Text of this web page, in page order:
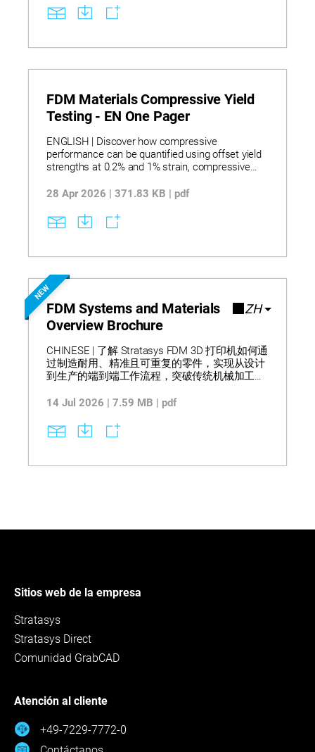
FDM Materials Compressive Yield
Testing - EN One Pager
ENGLISH | Discover how compressive
performance can be quantified using offset yield
strengths at 0.2% and 1% strain, compressive
testing terminated at 10% strain to capture
yield point. Learn how the refined methodology
applies to FDM materials by aligning with ASTM
account for porosity, layer compression effects,
manufactured parts. Understand how these
measured characteristics support material
comparison, design validation, and process setup
decisions by improving modulus accuracy and
yield consistency, as reported through
standardized compression testing.
28 Apr 2026 | 371.83 KB | pdf
NEW
FDM Systems and Materials
Overview Brochure
ZH
CHINESE | 了解 Stratasys FDM 3D 打印机如何通
过制造耐用、精准且可重复的零件，实现从设计
到生产的端到端工作流程，突破传统机械加工限
到工业级系统，支持从概念建模到最终生产的广
工程级和高性能聚合物，可提供优异的强度、耐
久性和尺寸稳定性。GrabCAD Print 和 Insight 等
力，而详尽的设备规格、材料性能数据及选材指
14 Jul 2026 | 7.59 MB | pdf
Sitios web de la empresa
Stratasys
Stratasys Direct
Comunidad GrabCAD
Atención al cliente
+49-7229-7772-0